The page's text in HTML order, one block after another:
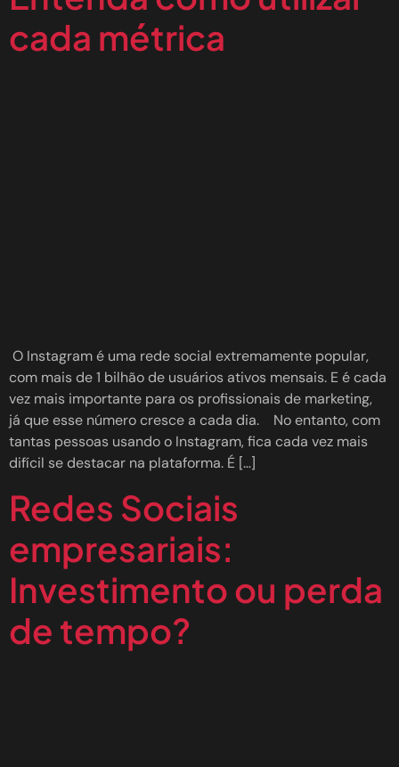
cada métrica
O Instagram é uma rede social extremamente popular,
com mais de 1 bilhão de usuários ativos mensais. E é cada
vez mais importante para os profissionais de marketing,
já que esse número cresce a cada dia. No entanto, com
tantas pessoas usando o Instagram, fica cada vez mais
difícil se destacar na plataforma. É […]
Redes Sociais
empresariais:
Investimento ou perda
de tempo?